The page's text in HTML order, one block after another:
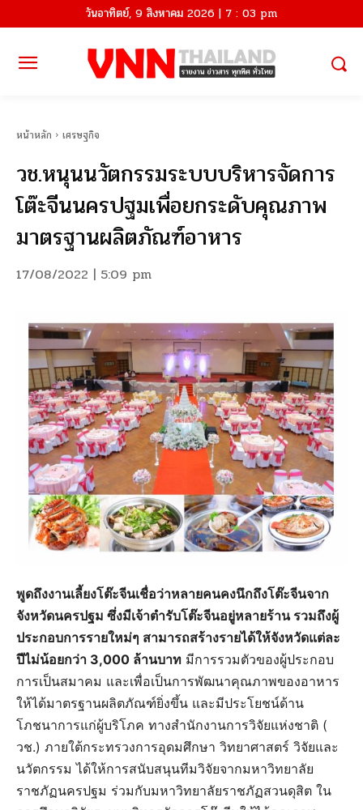
วันอาทิตย์, 9 สิงหาคม 2026 | 7 : 03 pm
หน้าหลัก เศรษฐกิจ
วช.หนุนนวัตกรรมระบบบริหารจัดการ
โต๊ะจีนนครปฐมเพื่อยกระดับคุณภาพ
มาตรฐานผลิตภัณฑ์อาหาร
17/08/2022 | 5:09 pm
พูดถึงงานเลี้ยงโต๊ะจีนเชื่อว่าหลายคนคงนึกถึงโต๊ะจีนจาก
จังหวัดนครปฐม ซึ่งมีเจ้าตำรับโต๊ะจีนอยู่หลายร้าน รวมถึงผู้
ประกอบการรายใหม่ๆ สามารถสร้างรายได้ให้จังหวัดแต่ละ
ปีไม่น้อยกว่า 3,000 ล้านบาท มีการรวมตัวของผู้ประกอบ
การเป็นสมาคม และเพื่อเป็นการพัฒนาคุณภาพของอาหาร
ให้ได้มาตรฐานผลิตภัณฑ์ยิ่งขึ้น และมีประโยชน์ด้าน
โภชนาการแก่ผู้บริโภค ทางสำนักงานการวิจัยแห่งชาติ (
วช.) ภายใต้กระทรวงการอุดมศึกษา วิทยาศาสตร์ วิจัยและ
นวัตกรรม ได้ให้การสนับสนุนทีมวิจัยจากมหาวิทยาลัย
ราชภัฏนครปฐม ร่วมกับมหาวิทยาลัยราชภัฏสวนดุสิต ใน